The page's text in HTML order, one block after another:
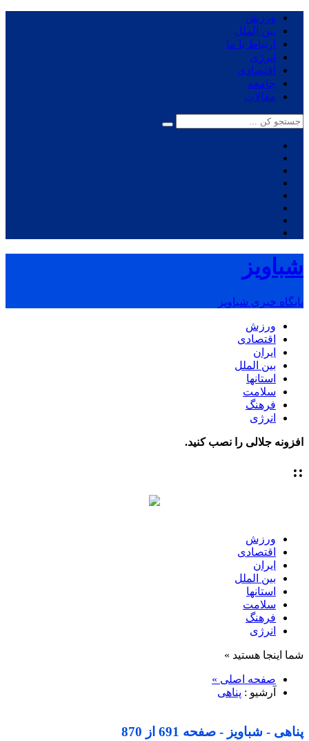
ورزش
بین الملل
ارتباط با ما
انرژی
اقتصادی
جامعه
مقالات
شباویز
پایگاه خبری شباویز
ورزش
اقتصادی
ایران
بین الملل
استانها
سلامت
فرهنگ
انرژی
افزونه جلالی را نصب کنید.
::
ورزش
اقتصادی
ایران
بین الملل
استانها
سلامت
فرهنگ
انرژی
شما اینجا هستید »
صفحه اصلی »
آرشیو : پناهی
پناهی - شباویز - صفحه 691 از 870